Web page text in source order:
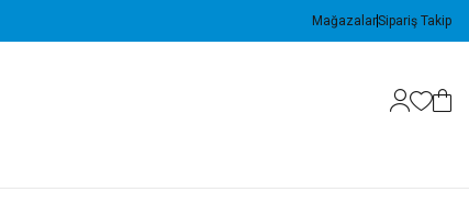
MağazalarSipariş Takip